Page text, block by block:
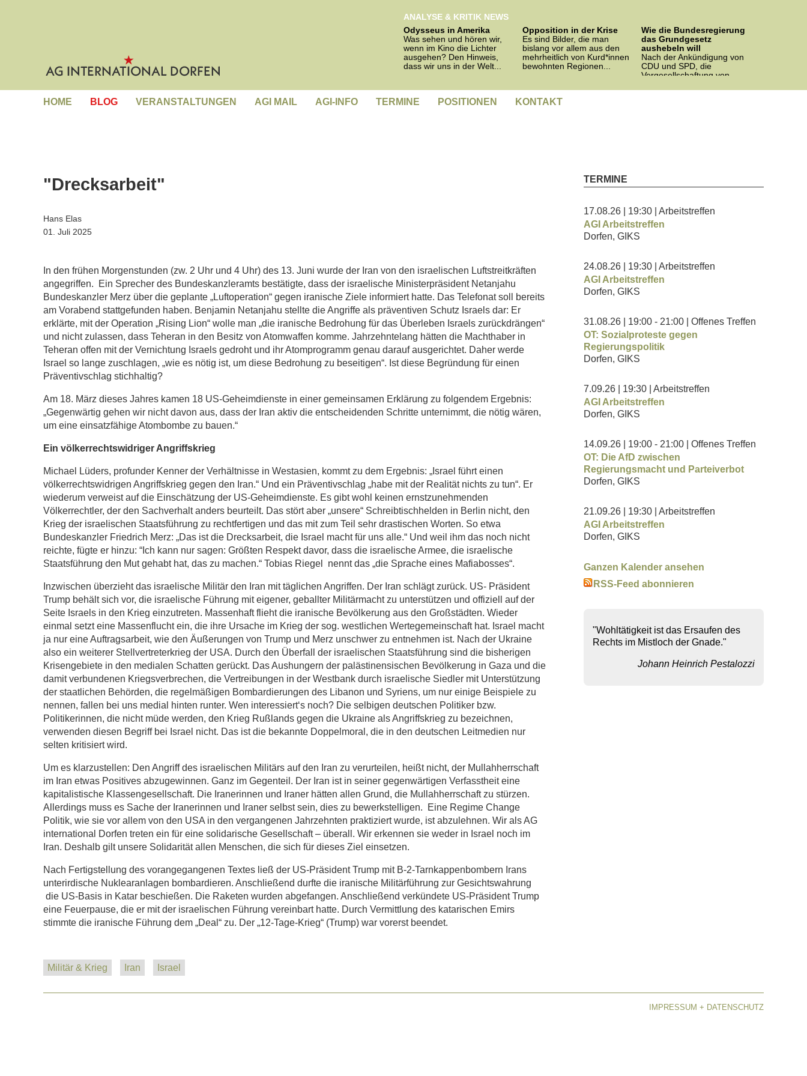
ANALYSE & KRITIK NEWS
Odysseus in Amerika
Was sehen und hören wir,
wenn im Kino die Lichter
ausgehen? Den Hinweis,
dass wir uns in der Welt...
Opposition in der Krise
Es sind Bilder, die man
bislang vor allem aus den
mehrheitlich von Kurd*innen
bewohnten Regionen...
Wie die Bundesregierung
das Grundgesetz
aushebeln will
Nach der Ankündigung von
CDU und SPD, die
Vergesellschaftung von
Bundesebene...
HOME BLOG VERANSTALTUNGEN AGI MAIL AGI-INFO TERMINE POSITIONEN KONTAKT
"Drecksarbeit"
Hans Elas
01. Juli 2025
In den frühen Morgenstunden (zw. 2 Uhr und 4 Uhr) des 13. Juni wurde der Iran von den israelischen Luftstreitkräften
angegriffen. Ein Sprecher des Bundeskanzleramts bestätigte, dass der israelische Ministerpräsident Netanjahu
Bundeskanzler Merz über die geplante „Luftoperation“ gegen iranische Ziele informiert hatte. Das Telefonat soll bereits
am Vorabend stattgefunden haben. Benjamin Netanjahu stellte die Angriffe als präventiven Schutz Israels dar: Er
erklärte, mit der Operation „Rising Lion“ wolle man „die iranische Bedrohung für das Überleben Israels zurückdrängen“
und nicht zulassen, dass Teheran in den Besitz von Atomwaffen komme. Jahrzehntelang hätten die Machthaber in
Teheran offen mit der Vernichtung Israels gedroht und ihr Atomprogramm genau darauf ausgerichtet. Daher werde
Israel so lange zuschlagen, „wie es nötig ist, um diese Bedrohung zu beseitigen“. Ist diese Begründung für einen
Präventivschlag stichhaltig?
Am 18. März dieses Jahres kamen 18 US-Geheimdienste in einer gemeinsamen Erklärung zu folgendem Ergebnis:
„Gegenwärtig gehen wir nicht davon aus, dass der Iran aktiv die entscheidenden Schritte unternimmt, die nötig wären,
um eine einsatzfähige Atombombe zu bauen.“
Ein völkerrechtswidriger Angriffskrieg
Michael Lüders, profunder Kenner der Verhältnisse in Westasien, kommt zu dem Ergebnis: „Israel führt einen
völkerrechtswidrigen Angriffskrieg gegen den Iran.“ Und ein Präventivschlag „habe mit der Realität nichts zu tun“. Er
wiederum verweist auf die Einschätzung der US-Geheimdienste. Es gibt wohl keinen ernstzunehmenden
Völkerrechtler, der den Sachverhalt anders beurteilt. Das stört aber „unsere“ Schreibtischhelden in Berlin nicht, den
Krieg der israelischen Staatsführung zu rechtfertigen und das mit zum Teil sehr drastischen Worten. So etwa
Bundeskanzler Friedrich Merz: „Das ist die Drecksarbeit, die Israel macht für uns alle.“ Und weil ihm das noch nicht
reichte, fügte er hinzu: “Ich kann nur sagen: Größten Respekt davor, dass die israelische Armee, die israelische
Staatsführung den Mut gehabt hat, das zu machen.“ Tobias Riegel nennt das „die Sprache eines Mafiabosses“.
Inzwischen überzieht das israelische Militär den Iran mit täglichen Angriffen. Der Iran schlägt zurück. US- Präsident
Trump behält sich vor, die israelische Führung mit eigener, geballter Militärmacht zu unterstützen und offiziell auf der
Seite Israels in den Krieg einzutreten. Massenhaft flieht die iranische Bevölkerung aus den Großstädten. Wieder
einmal setzt eine Massenflucht ein, die ihre Ursache im Krieg der sog. westlichen Wertegemeinschaft hat. Israel macht
ja nur eine Auftragsarbeit, wie den Äußerungen von Trump und Merz unschwer zu entnehmen ist. Nach der Ukraine
also ein weiterer Stellvertreterkrieg der USA. Durch den Überfall der israelischen Staatsführung sind die bisherigen
Krisengebiete in den medialen Schatten gerückt. Das Aushungern der palästinensischen Bevölkerung in Gaza und die
damit verbundenen Kriegsverbrechen, die Vertreibungen in der Westbank durch israelische Siedler mit Unterstützung
der staatlichen Behörden, die regelmäßigen Bombardierungen des Libanon und Syriens, um nur einige Beispiele zu
nennen, fallen bei uns medial hinten runter. Wen interessiert‘s noch? Die selbigen deutschen Politiker bzw.
Politikerinnen, die nicht müde werden, den Krieg Rußlands gegen die Ukraine als Angriffskrieg zu bezeichnen,
verwenden diesen Begriff bei Israel nicht. Das ist die bekannte Doppelmoral, die in den deutschen Leitmedien nur
selten kritisiert wird.
Um es klarzustellen: Den Angriff des israelischen Militärs auf den Iran zu verurteilen, heißt nicht, der Mullahherrschaft
im Iran etwas Positives abzugewinnen. Ganz im Gegenteil. Der Iran ist in seiner gegenwärtigen Verfasstheit eine
kapitalistische Klassengesellschaft. Die Iranerinnen und Iraner hätten allen Grund, die Mullahherrschaft zu stürzen.
Allerdings muss es Sache der Iranerinnen und Iraner selbst sein, dies zu bewerkstelligen. Eine Regime Change
Politik, wie sie vor allem von den USA in den vergangenen Jahrzehnten praktiziert wurde, ist abzulehnen. Wir als AG
international Dorfen treten ein für eine solidarische Gesellschaft – überall. Wir erkennen sie weder in Israel noch im
Iran. Deshalb gilt unsere Solidarität allen Menschen, die sich für dieses Ziel einsetzen.
Nach Fertigstellung des vorangegangenen Textes ließ der US-Präsident Trump mit B-2-Tarnkappenbombern Irans
unterirdische Nuklearanlagen bombardieren. Anschließend durfte die iranische Militärführung zur Gesichtswahrung
die US-Basis in Katar beschießen. Die Raketen wurden abgefangen. Anschließend verkündete US-Präsident Trump
eine Feuerpause, die er mit der israelischen Führung vereinbart hatte. Durch Vermittlung des katarischen Emirs
stimmte die iranische Führung dem „Deal“ zu. Der „12-Tage-Krieg“ (Trump) war vorerst beendet.
Militär & Krieg Iran Israel
TERMINE
17.08.26 | 19:30
| Arbeitstreffen
AGI Arbeitstreffen
Dorfen, GIKS
24.08.26 | 19:30
| Arbeitstreffen
AGI Arbeitstreffen
Dorfen, GIKS
31.08.26 | 19:00 - 21:00
| Offenes Treffen
OT: Sozialproteste gegen
Regierungspolitik
Dorfen, GIKS
7.09.26 | 19:30
| Arbeitstreffen
AGI Arbeitstreffen
Dorfen, GIKS
14.09.26 | 19:00 - 21:00
| Offenes Treffen
OT: Die AfD zwischen
Regierungsmacht und Parteiverbot
Dorfen, GIKS
21.09.26 | 19:30
| Arbeitstreffen
AGI Arbeitstreffen
Dorfen, GIKS
Ganzen Kalender ansehen
RSS-Feed abonnieren
"Wohltätigkeit ist das Ersaufen des
Rechts im Mistloch der Gnade."
Johann Heinrich Pestalozzi
IMPRESSUM + DATENSCHUTZ